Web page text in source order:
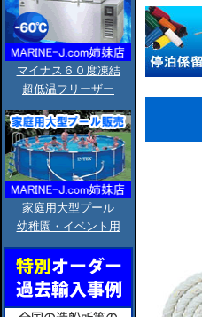
マイナス６０度凍結
超低温フリーザー
家庭用大型プール
幼稚園・イベント用